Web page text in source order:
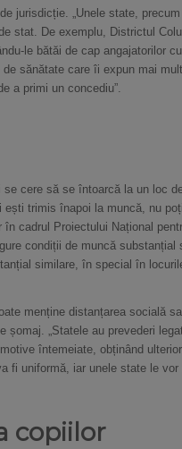
jurisdicție. „Unele state,
stat. De exemplu, Districtul
le bătăi de cap angajatorilor
sănătate care îi expun mai
a primi un concediu”.
cere să se întoarcă la un loc
trimis înapoi la muncă, nu
cadrul Proiectului Național
condiții de muncă
similare, în special în
menține distanțarea socială
„Statele au prevederi
întemeiate, obținând
fi uniformă, iar unele state le vor
copiilor